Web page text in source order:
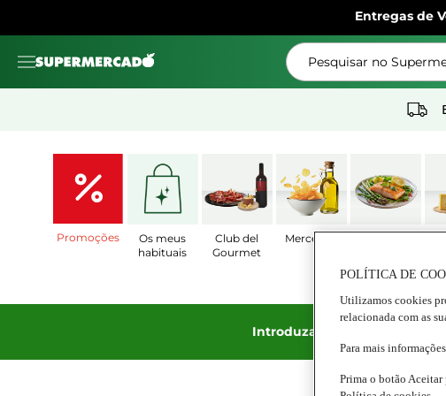
Entregas de
Pesquisar no
Promoções
Os meus
habituais
Club del
Gourmet
Mercearia
Introduza o código
POLÍTICA DE
Utilizamos cookies
relacionada com as
Para mais
Prima o botão Aceitar